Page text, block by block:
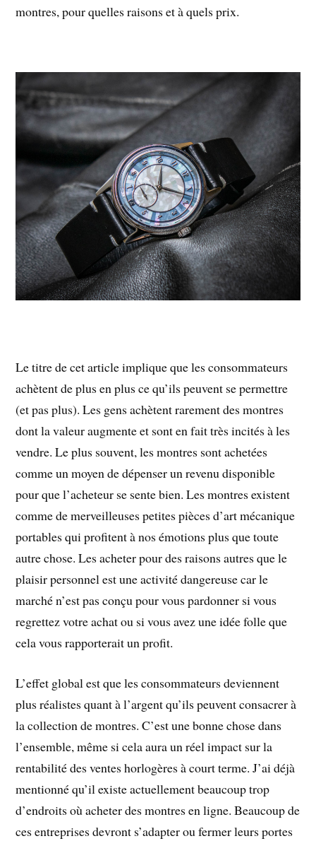
montres, pour quelles raisons et à quels prix.
Le titre de cet article implique que les consommateurs
achètent de plus en plus ce qu’ils peuvent se permettre
(et pas plus). Les gens achètent rarement des montres
dont la valeur augmente et sont en fait très incités à les
vendre. Le plus souvent, les montres sont achetées
comme un moyen de dépenser un revenu disponible
pour que l’acheteur se sente bien. Les montres existent
comme de merveilleuses petites pièces d’art mécanique
portables qui profitent à nos émotions plus que toute
autre chose. Les acheter pour des raisons autres que le
plaisir personnel est une activité dangereuse car le
marché n’est pas conçu pour vous pardonner si vous
regrettez votre achat ou si vous avez une idée folle que
cela vous rapporterait un profit.
L’effet global est que les consommateurs deviennent
plus réalistes quant à l’argent qu’ils peuvent consacrer à
la collection de montres. C’est une bonne chose dans
l’ensemble, même si cela aura un réel impact sur la
rentabilité des ventes horlogères à court terme. J’ai déjà
mentionné qu’il existe actuellement beaucoup trop
d’endroits où acheter des montres en ligne. Beaucoup de
ces entreprises devront s’adapter ou fermer leurs portes